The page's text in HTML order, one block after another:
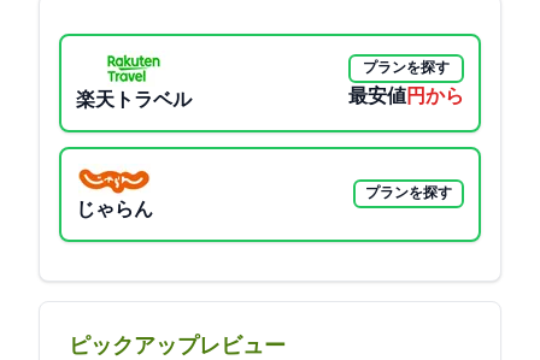
楽天トラベル
プランを探す
最安値7300円から
じゃらん
プランを探す
ピックアップレビュー